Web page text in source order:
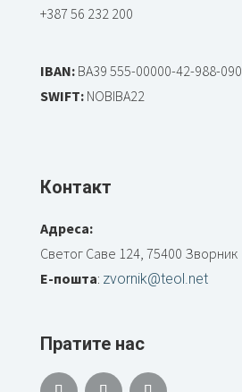
+387 56 232 200
IBAN:BA39 555-00000-42-988-090
SWIFT:NOBIBA22
Контакт
Адреса:
Светог Саве 124, 75400 Зворник
Е-пошта: zvornik@teol.net
Пратите нас